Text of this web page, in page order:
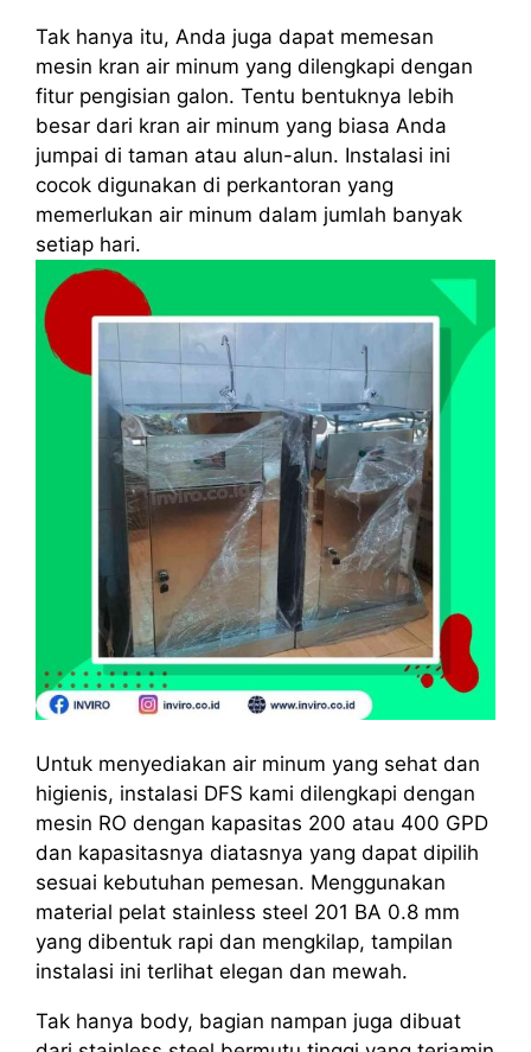
Tak hanya itu, Anda juga dapat memesan
mesin kran air minum yang dilengkapi dengan
fitur pengisian galon. Tentu bentuknya lebih
besar dari kran air minum yang biasa Anda
jumpai di taman atau alun-alun. Instalasi ini
cocok digunakan di perkantoran yang
memerlukan air minum dalam jumlah banyak
setiap hari.
Untuk menyediakan air minum yang sehat dan
higienis, instalasi DFS kami dilengkapi dengan
mesin RO dengan kapasitas 200 atau 400 GPD
dan kapasitasnya diatasnya yang dapat dipilih
sesuai kebutuhan pemesan. Menggunakan
material pelat stainless steel 201 BA 0.8 mm
yang dibentuk rapi dan mengkilap, tampilan
instalasi ini terlihat elegan dan mewah.
Tak hanya body, bagian nampan juga dibuat